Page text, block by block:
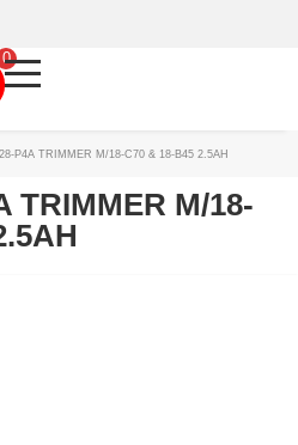
0
P4A TRIMMER M/18-C70 & 18-B45 2.5AH
TRIMMER M/18-